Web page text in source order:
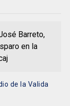
Barreto,
en la
de la Valida